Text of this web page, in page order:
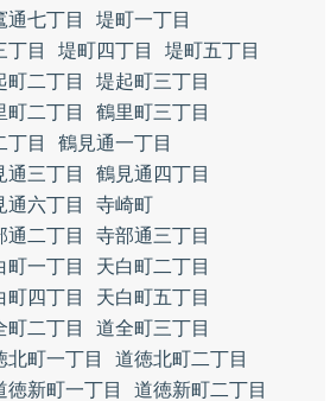
通七丁目
堤町一丁目
丁目 堤町四丁目
堤町五丁目
町二丁目
堤起町三丁目
町二丁目
鶴里町三丁目
丁目
鶴見通一丁目
通三丁目
鶴見通四丁目
通六丁目
寺崎町
通二丁目
寺部通三丁目
町一丁目
天白町二丁目
町四丁目
天白町五丁目
町二丁目
道全町三丁目
北町一丁目
道徳北町二丁目
徳新町一丁目
道徳新町二丁目